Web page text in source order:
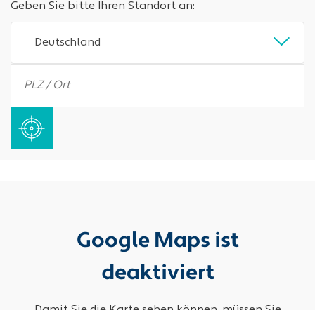
Geben Sie bitte Ihren Standort an:
Deutschland
Google Maps ist
deaktiviert